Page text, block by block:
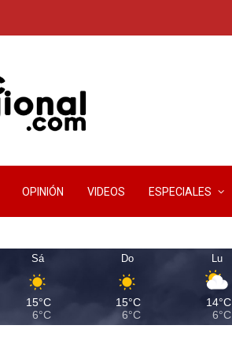
OPINIÓN VIDEOS ESPECIALES
Sá
15°C
6°C
Do
15°C
6°C
Lu
14°C
6°C